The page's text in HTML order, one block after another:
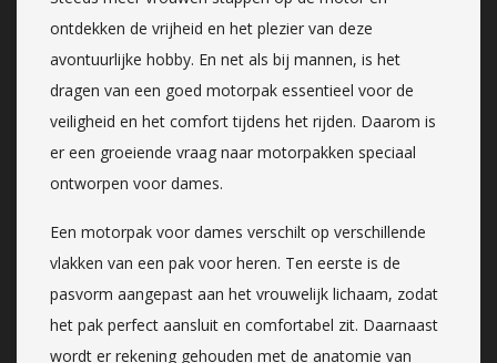
ontdekken de vrijheid en het plezier van deze
avontuurlijke hobby. En net als bij mannen, is het
dragen van een goed motorpak essentieel voor de
veiligheid en het comfort tijdens het rijden. Daarom is
er een groeiende vraag naar motorpakken speciaal
ontworpen voor dames.
Een motorpak voor dames verschilt op verschillende
vlakken van een pak voor heren. Ten eerste is de
pasvorm aangepast aan het vrouwelijk lichaam, zodat
het pak perfect aansluit en comfortabel zit. Daarnaast
wordt er rekening gehouden met de anatomie van